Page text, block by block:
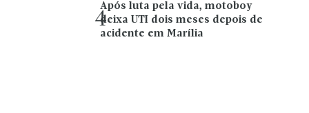
4
Após luta pela vida, motoboy
deixa UTI dois meses depois de
acidente em Marília